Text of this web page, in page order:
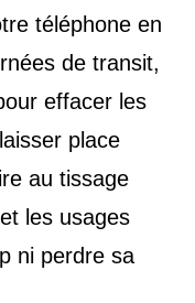
téléphone en
de transit,
effacer les
place
au tissage
les usages
ni perdre sa